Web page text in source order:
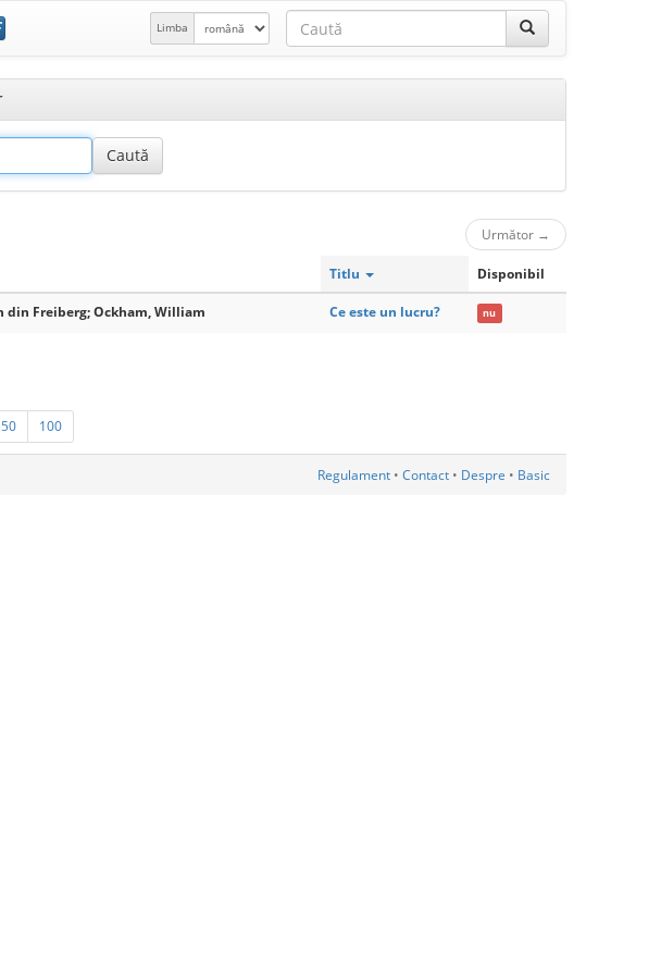
Limba
Următor →
Titlu Disponibil
din Freiberg; Ockham, William Ce este un lucru? nu
50 100
Regulament • Contact • Despre • Basic